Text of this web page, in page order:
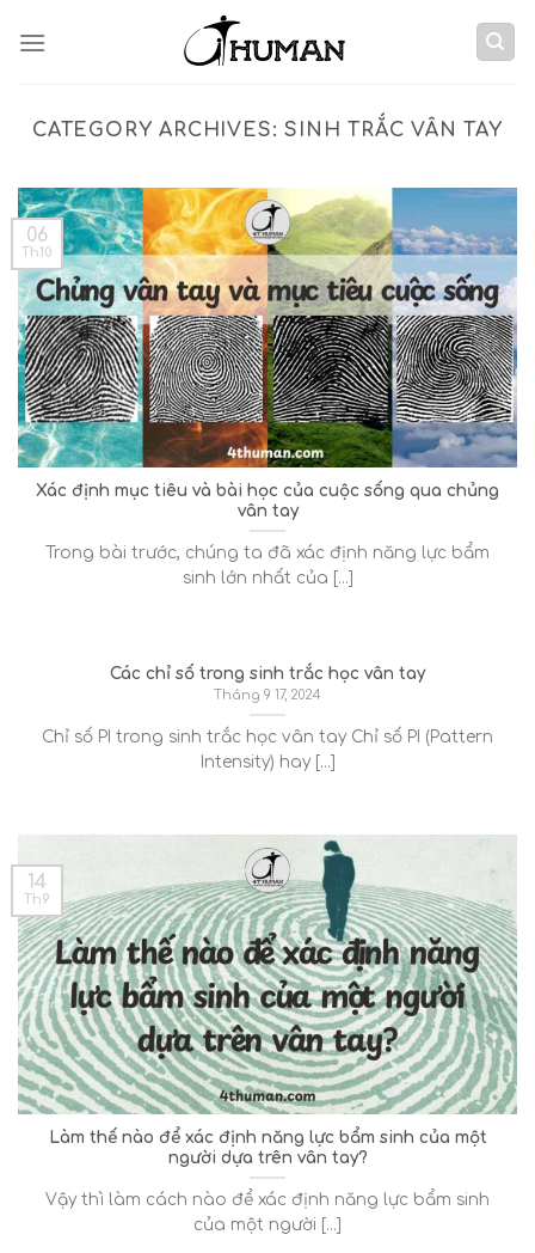
CATEGORY ARCHIVES:SINH TRẮC VÂN TAY
Xác định mục tiêu và bài học của cuộc sống qua chủng
vân tay
Trong bài trước, chúng ta đã xác định năng lực bẩm
sinh lớn nhất của [...]
06
Th10
Các chỉ số trong sinh trắc học vân tay
Tháng 9 17, 2024
Chỉ số PI trong sinh trắc học vân tay Chỉ số PI (Pattern
Intensity) hay [...]
Làm thế nào để xác định năng lực bẩm sinh của một
người dựa trên vân tay?
Vậy thì làm cách nào để xác định năng lực bẩm sinh
của một người [...]
14
Th9